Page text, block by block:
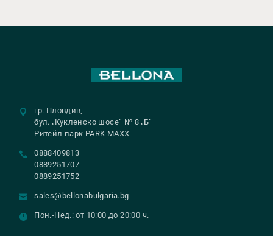
гр. Пловдив,
бул. „Кукленско шосе“ № 8 „Б“
Ритейл парк PARK MAXX
0888409813
0889251707
0889251752
sales@bellonabulgaria.bg
Пон.-Нед.: от 10:00 до 20:00 ч.